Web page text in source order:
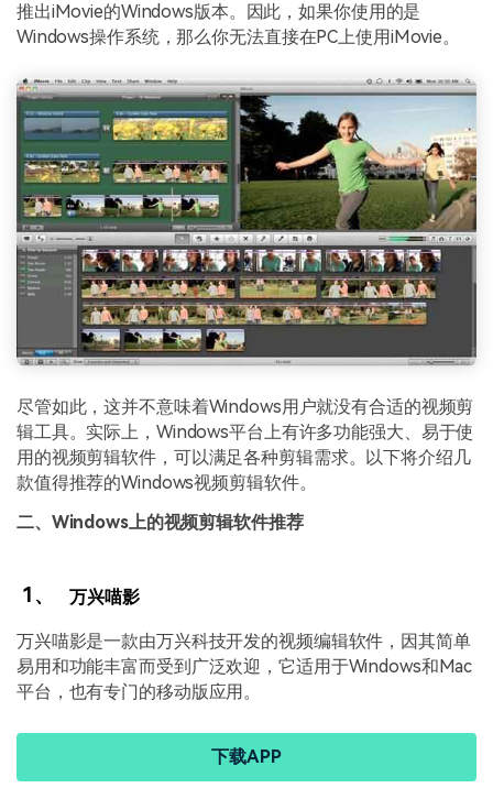
推出iMovie的Windows版本。因此，如果你使用的是
Windows操作系统，那么你无法直接在PC上使用iMovie。
尽管如此，这并不意味着Windows用户就没有合适的视频剪
辑工具。实际上，Windows平台上有许多功能强大、易于使
用的视频剪辑软件，可以满足各种剪辑需求。以下将介绍几
款值得推荐的Windows视频剪辑软件。
二、Windows上的视频剪辑软件推荐
1、 万兴喵影
万兴喵影是一款由万兴科技开发的视频编辑软件，因其简单
易用和功能丰富而受到广泛欢迎，它适用于Windows和Mac
平台，也有专门的移动版应用。
下载APP